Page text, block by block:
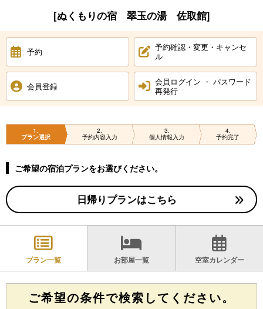
[ぬくもりの宿 翠玉の湯 佐取館]
予約
予約確認・変更・キャンセ
ル
会員登録
会員ログイン ・ パスワード
再発行
1
プラン選択
2
予約内容入力
3
個人情報入力
4
予約完了
ご希望の宿泊プランをお選びください。
日帰りプランはこちら
プラン一覧 お部屋一覧 空室カレンダー
ご希望の条件で検索してください。